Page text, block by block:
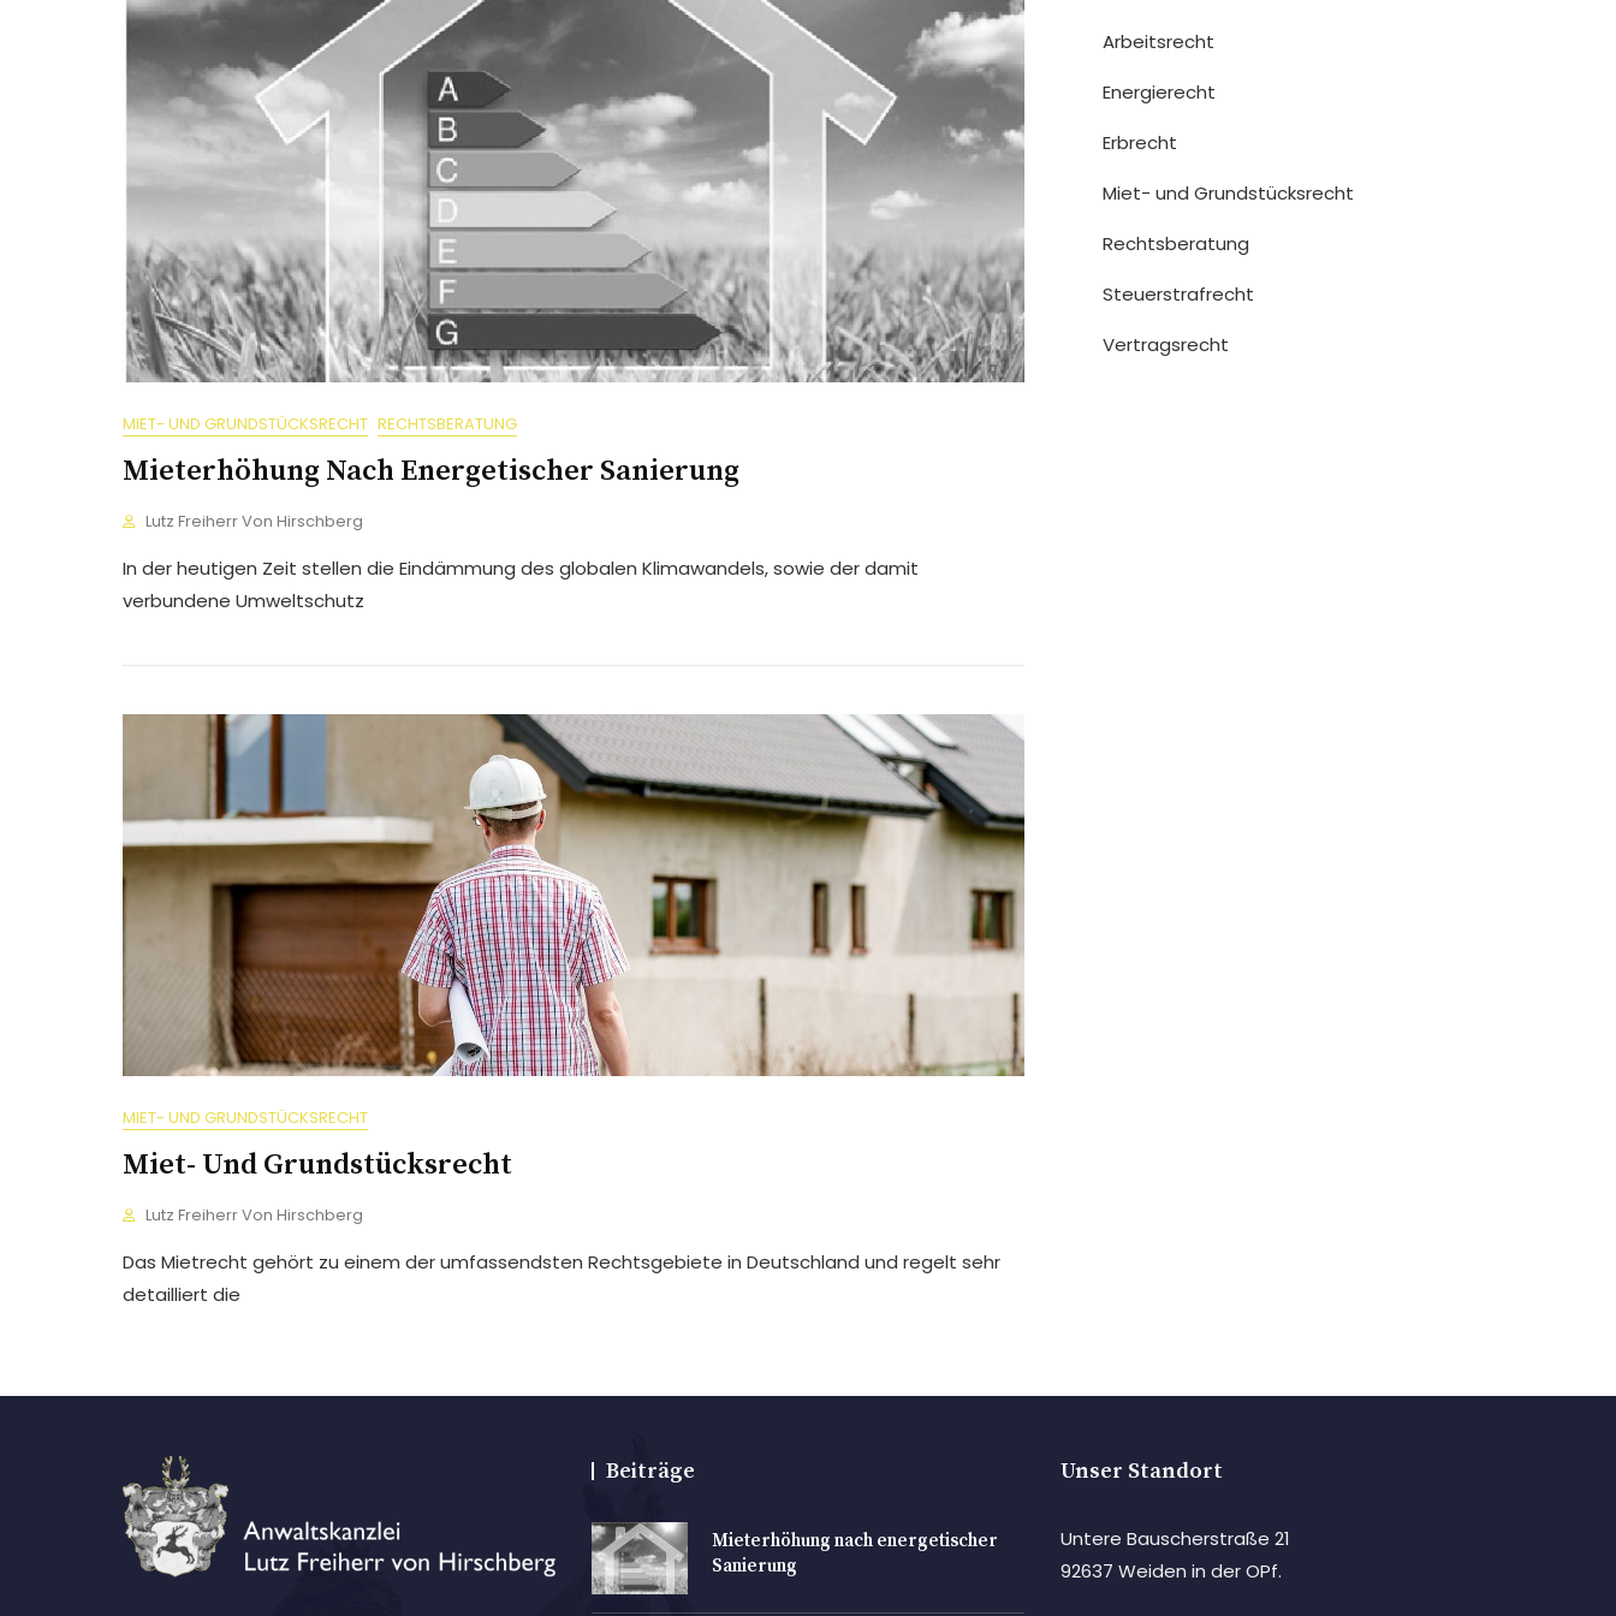
MIET- UND GRUNDSTÜCKSRECHT RECHTSBERATUNG
Mieterhöhung Nach Energetischer Sanierung
Lutz Freiherr Von Hirschberg
In der heutigen Zeit stellen die Eindämmung des globalen Klimawandels, sowie der damit
verbundene Umweltschutz
MIET- UND GRUNDSTÜCKSRECHT
Miet- Und Grundstücksrecht
Lutz Freiherr Von Hirschberg
Das Mietrecht gehört zu einem der umfassendsten Rechtsgebiete in Deutschland und regelt sehr
detailliert die
Arbeitsrecht
Energierecht
Erbrecht
Miet- und Grundstücksrecht
Rechtsberatung
Steuerstrafrecht
Vertragsrecht
Beiträge
Mieterhöhung nach energetischer
Sanierung
Unser Standort
Untere Bauscherstraße 21
92637 Weiden in der OPf.